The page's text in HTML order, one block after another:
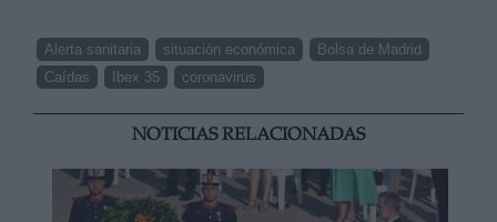
Alerta sanitaria situación económica
Bolsa de Madrid
Caídas
Ibex 35 coronavirus
NOTICIAS RELACIONADAS